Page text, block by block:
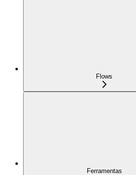
Flows
Ferramentas